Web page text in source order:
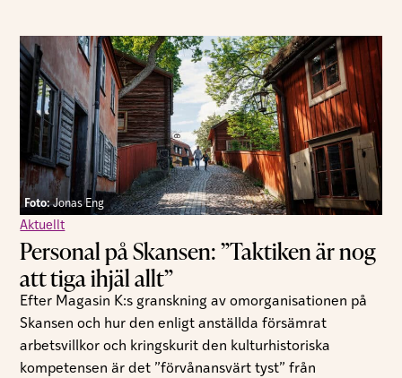
Foto:Jonas Eng
Aktuellt
Personal på Skansen: ”Taktiken är nog
att tiga ihjäl allt”
Efter Magasin K:s granskning av omorganisationen på
Skansen och hur den enligt anställda försämrat
arbetsvillkor och kringskurit den kulturhistoriska
kompetensen är det ”förvånansvärt tyst” från